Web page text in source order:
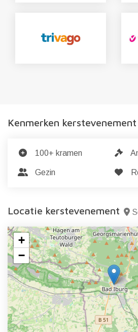
Kenmerken kerstevenement
100+ kramen
Gezin
Locatie kerstevenement
+
−